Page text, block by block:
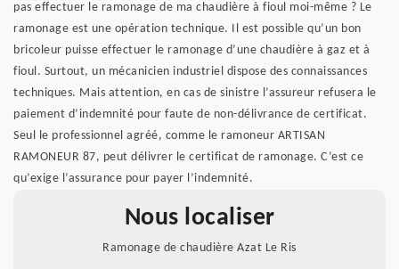
pas effectuer le ramonage de ma chaudière à fioul moi-même ? Le
ramonage est une opération technique. Il est possible qu’un bon
bricoleur puisse effectuer le ramonage d’une chaudière à gaz et à
fioul. Surtout, un mécanicien industriel dispose des connaissances
techniques. Mais attention, en cas de sinistre l’assureur refusera le
paiement d’indemnité pour faute de non-délivrance de certificat.
Seul le professionnel agréé, comme le ramoneur ARTISAN
RAMONEUR 87, peut délivrer le certificat de ramonage. C’est ce
qu’exige l’assurance pour payer l’indemnité.
Nous localiser
Ramonage de chaudière Azat Le Ris